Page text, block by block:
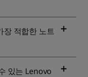
장 적합한 노트
있는 Lenovo